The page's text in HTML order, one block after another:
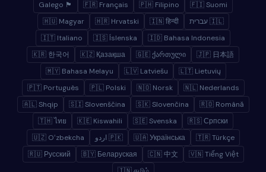
🇫🇮 Suomi
🇵🇭 Filipino
🇫🇷 Français
🏴 Galego
🇮🇱 עברית
🇮🇳 हिन्दी
🇭🇷 Hrvatski
🇭🇺 Magyar
🇮🇩 Bahasa Indonesia
🇮🇸 Íslenska
🇮🇹 Italiano
🇯🇵 日本語
🇬🇪 ქართული
🇰🇿 Қазақша
🇰🇷 한국어
🇱🇹 Lietuvių
🇱🇻 Latviešu
🇲🇾 Bahasa Melayu
🇳🇱 Nederlands
🇳🇴 Norsk
🇵🇱 Polski
🇵🇹 Português
🇷🇴 Română
🇸🇰 Slovenčina
🇸🇮 Slovenščina
🇦🇱 Shqip
🇷🇸 Српски
🇸🇪 Svenska
🇰🇪 Kiswahili
🇹🇭 ไทย
🇹🇷 Türkçe
🇺🇦 Українська 🇵🇰 اردو
🇺🇿 Oʻzbekcha
🇻🇳 Tiếng Việt
🇨🇳 中文
🇧🇾 Беларуская
🇷🇺 Русский